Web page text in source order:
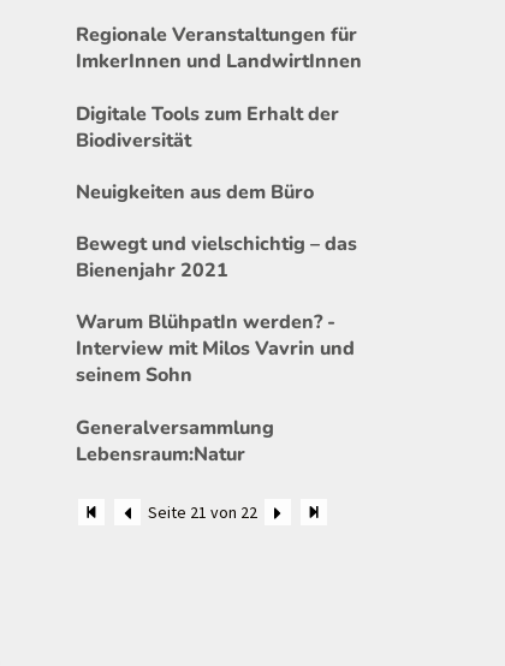
Regionale Veranstaltungen für
ImkerInnen und LandwirtInnen
Digitale Tools zum Erhalt der
Biodiversität
Neuigkeiten aus dem Büro
Bewegt und vielschichtig – das
Bienenjahr 2021
Warum BlühpatIn werden? -
Interview mit Milos Vavrin und
seinem Sohn
Generalversammlung
Lebensraum:Natur
Seite 21 von 22